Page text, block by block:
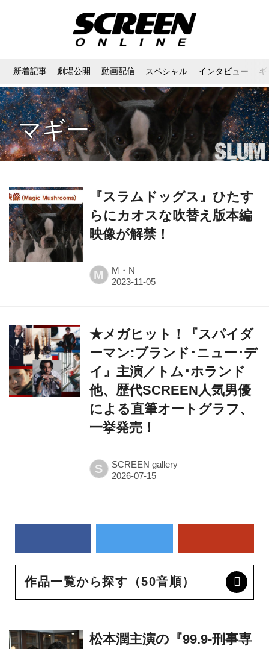
新着記事 劇場公開 動画配信 スペシャル インタビュー
マギー
『スラムドッグス』ひたす
らにカオスな吹替え版本編
映像が解禁！
M M・N
★メガヒット！『スパイダ
ーマン:ブランド･ニュー･デ
イ』主演／トム･ホランド
他、歴代SCREEN人気男優
による直筆オートグラフ、
一挙発売！
S SCREEN gallery
作品一覧から探す（50音順）
松本潤主演の『99.9-刑事専